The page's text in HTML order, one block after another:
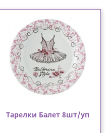
Тарелки Балет 8шт/уп